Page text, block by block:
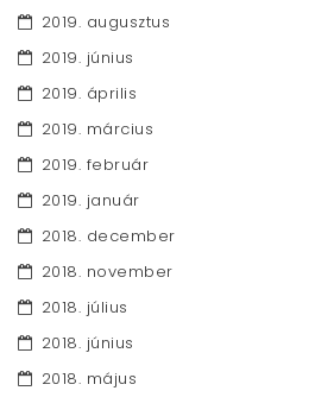
2019. augusztus
2019. június
2019. április
2019. március
2019. február
2019. január
2018. december
2018. november
2018. július
2018. június
2018. május